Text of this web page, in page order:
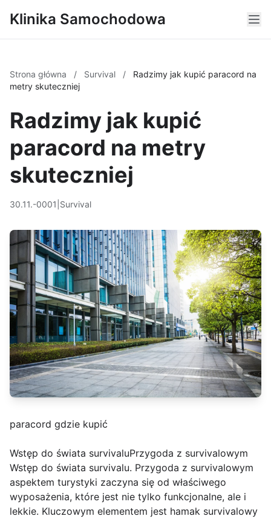
Klinika Samochodowa
Strona główna / Survival /
Radzimy jak kupić paracord na
metry skuteczniej
Radzimy jak kupić
paracord na metry
skuteczniej
30.11.-0001 Survival
paracord gdzie kupić
Wstęp do świata survivaluPrzygoda z survivalowym
Wstęp do świata survivalu. Przygoda z survivalowym
aspektem turystyki zaczyna się od właściwego
wyposażenia, które jest nie tylko funkcjonalne, ale i
lekkie. Kluczowym elementem jest hamak survivalowy